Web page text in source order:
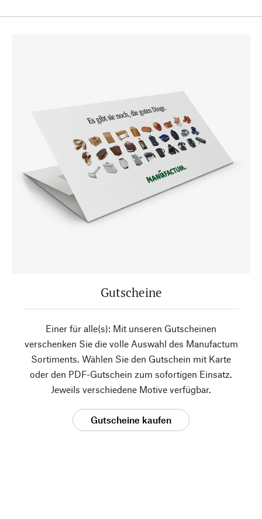
Gutscheine
Einer für alle(s): Mit unseren Gutscheinen
verschenken Sie die volle Auswahl des Manufactum
Sortiments. Wählen Sie den Gutschein mit Karte
oder den PDF-Gutschein zum sofortigen Einsatz.
Jeweils verschiedene Motive verfügbar.
Gutscheine kaufen